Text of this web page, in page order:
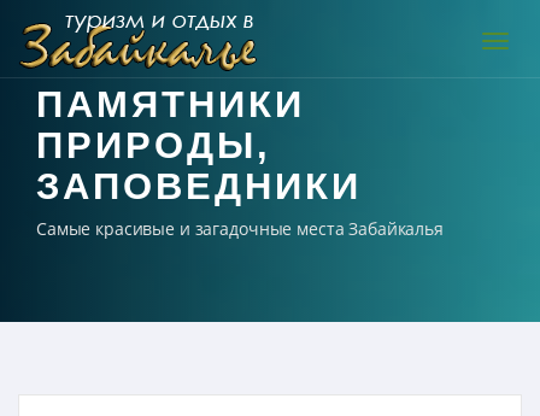
ПАМЯТНИКИ
ПРИРОДЫ,
ЗАПОВЕДНИКИ
Самые красивые и загадочные места Забайкалья